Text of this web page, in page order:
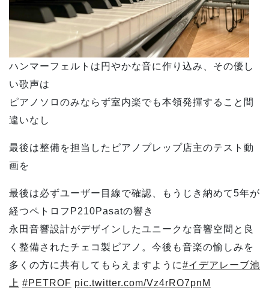
ハンマーフェルトは円やかな音に作り込み、その優し
い歌声は
ピアノソロのみならず室内楽でも本領発揮すること間
違いなし
最後は整備を担当したピアノプレップ店主のテスト動
画を
最後は必ずユーザー目線で確認、もうじき納めて5年が
経つペトロフP210Pasatの響き
永田音響設計がデザインしたユニークな音響空間と良
く整備されたチェコ製ピアノ。今後も音楽の愉しみを
多くの方に共有してもらえますように#イデアレーブ池
上 #PETROF pic.twitter.com/Vz4rRO7pnM